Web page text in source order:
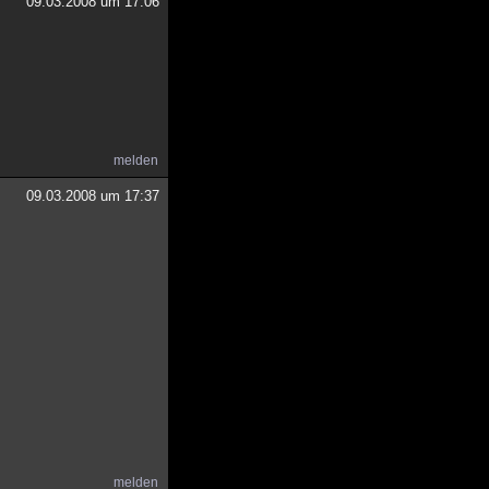
melden
09.03.2008 um 17:37
melden